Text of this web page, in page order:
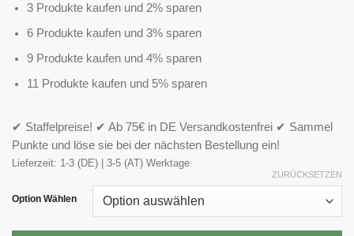
3 Produkte kaufen und 2% sparen
6 Produkte kaufen und 3% sparen
9 Produkte kaufen und 4% sparen
11 Produkte kaufen und 5% sparen
✔ Staffelpreise! ✔ Ab 75€ in DE Versandkostenfrei ✔ Sammel
Punkte und löse sie bei der nächsten Bestellung ein!
Lieferzeit: 1-3 (DE) | 3-5 (AT) Werktage
Option Wählen
ZURÜCKSETZEN